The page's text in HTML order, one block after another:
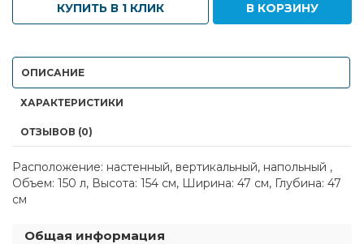
КУПИТЬ В 1 КЛИК В КОРЗИНУ
ОПИСАНИЕ
ХАРАКТЕРИСТИКИ
ОТЗЫВОВ (0)
Расположение: настенный, вертикальный, напольный ,
Объем: 150 л, Высота: 154 см, Ширина: 47 см, Глубина: 47
см
Общая информация